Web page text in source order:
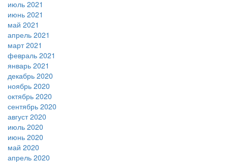
июль 2021
июнь 2021
май 2021
апрель 2021
март 2021
февраль 2021
январь 2021
декабрь 2020
ноябрь 2020
октябрь 2020
сентябрь 2020
август 2020
июль 2020
июнь 2020
май 2020
апрель 2020